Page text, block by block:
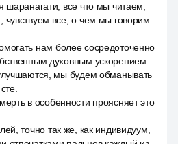
шаранагати, все что мы читаем,
все, о чем мы говорим
нам более сосредоточенно
духовным ускорением.
мы будем обманывать
в особенности проясняет это
точно так же, как индивидуум,